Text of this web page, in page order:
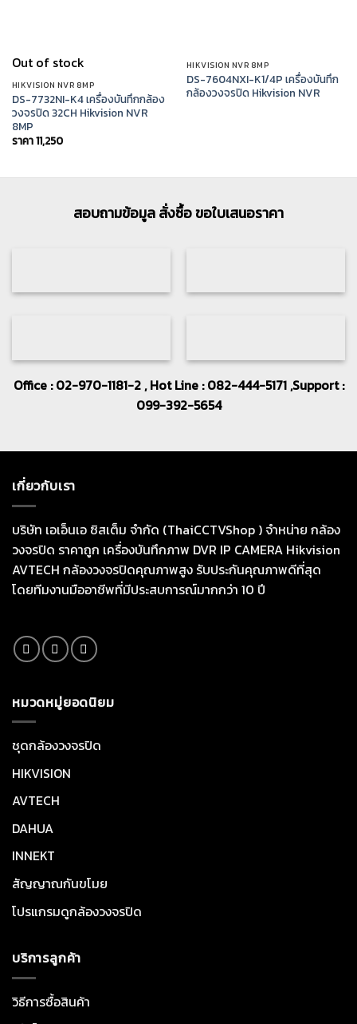
Out of stock
HIKVISION NVR 8MP
DS-7732NI-K4 เครื่องบันทึกกล้อง
วงจรปิด 32CH Hikvision NVR
8MP
ราคา11,250
HIKVISION NVR 8MP
DS-7604NXI-K1/4P เครื่องบันทึก
กล้องวงจรปิด Hikvision NVR
สอบถามข้อมูล สั่งซื้อ ขอใบเสนอราคา
Office : 02-970-1181-2 , Hot Line : 082-444-5171 ,Support :
099-392-5654
เกี่ยวกับเรา
บริษัท เอเอ็นเอ ซิสเต็ม จำกัด (ThaiCCTVShop ) จำหน่าย กล้อง
วงจรปิด ราคาถูก เครื่องบันทึกภาพ DVR IP CAMERA Hikvision
AVTECH กล้องวงจรปิดคุณภาพสูง รับประกันคุณภาพดีที่สุด
โดยทีมงานมืออาชีพที่มีประสบการณ์มากกว่า 10 ปี
หมวดหมู่ยอดนิยม
ชุดกล้องวงจรปิด
HIKVISION
AVTECH
DAHUA
INNEKT
สัญญาณกันขโมย
โปรแกรมดูกล้องวงจรปิด
บริการลูกค้า
วิธีการซื้อสินค้า